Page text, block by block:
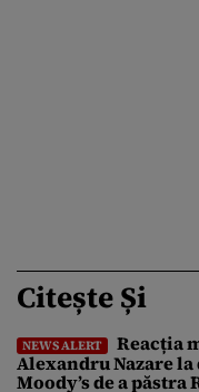
Citește Și
NEWS ALERT
Reacția
Alexandru Nazare
Moody’s de a păstra